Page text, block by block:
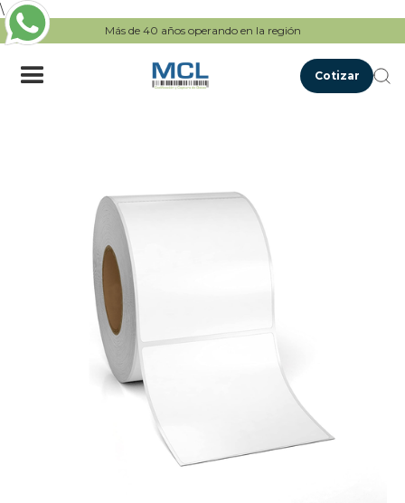
\
Más de 40 años operando en la región
Cotizar